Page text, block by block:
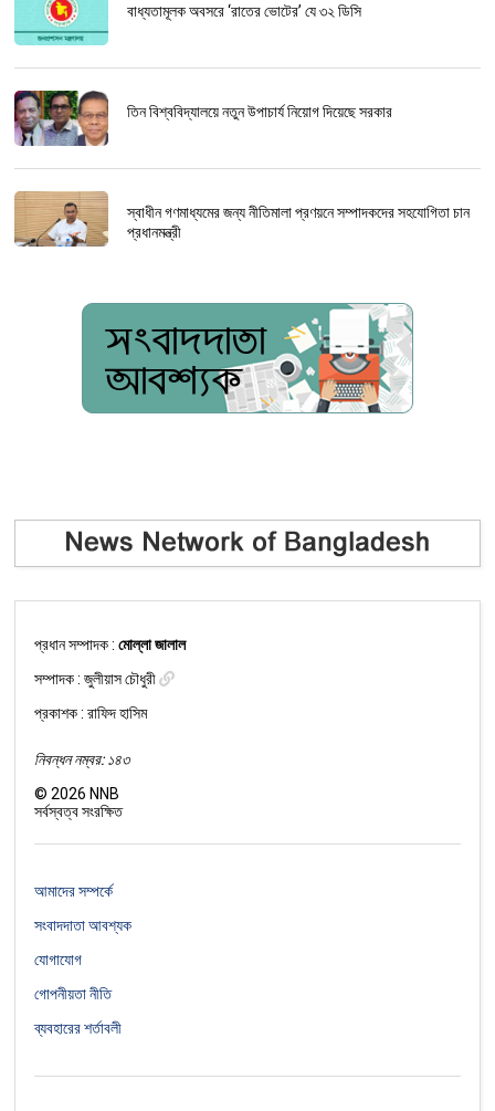
বাধ্যতামূলক অবসরে ‘রাতের ভোটের’ যে ৩২ ডিসি
তিন বিশ্ববিদ্যালয়ে নতুন উপাচার্য নিয়োগ দিয়েছে সরকার
স্বাধীন গণমাধ্যমের জন্য নীতিমালা প্রণয়নে সম্পাদকদের সহযোগিতা চান
প্রধানমন্ত্রী
প্রধান সম্পাদক :মোল্লা জালাল
সম্পাদক :জুলীয়াস চৌধুরী
প্রকাশক : রাফিদ হাসিম
নিবন্ধন নম্বর: ১৪৩
©2026 NNB
সর্বস্বত্ব সংরক্ষিত
আমাদের সম্পর্কে
সংবাদদাতা আবশ্যক
যোগাযোগ
গোপনীয়তা নীতি
ব্যবহারের শর্তাবলী